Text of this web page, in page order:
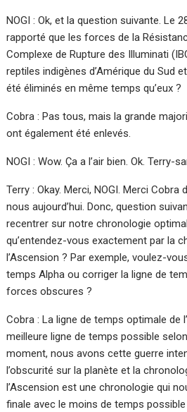
NOGI : Ok, et la question suivante. Le
rapporté que les forces de la
Complexe de Rupture des Illuminati
reptiles indigènes d’Amérique du Sud
été éliminés en même temps qu’eux ?
Cobra : Pas tous, mais la grande
ont également été enlevés.
NOGI : Wow. Ça a l’air bien. Ok. Terry-
Terry : Okay. Merci, NOGI. Merci Cobra
nous aujourd’hui. Donc, question
recentrer sur notre chronologie
qu’entendez-vous exactement par la
l’Ascension ? Par exemple, voulez-
temps Alpha ou corriger la ligne de
forces obscures ?
Cobra : La ligne de temps optimale de
meilleure ligne de temps possible
moment, nous avons cette guerre
l’obscurité sur la planète et la
l’Ascension est une chronologie qui
finale avec le moins de temps